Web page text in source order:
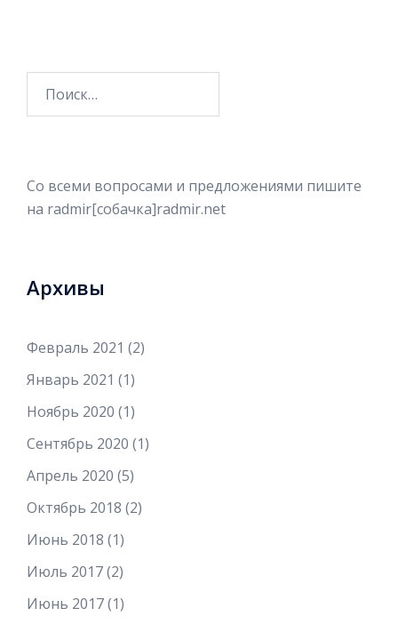
Со всеми вопросами и предложениями пишите
на radmir[собачка]radmir.net
Архивы
Февраль 2021 (2)
Январь 2021 (1)
Ноябрь 2020 (1)
Сентябрь 2020 (1)
Апрель 2020 (5)
Октябрь 2018 (2)
Июнь 2018 (1)
Июль 2017(2)
Июнь 2017(1)